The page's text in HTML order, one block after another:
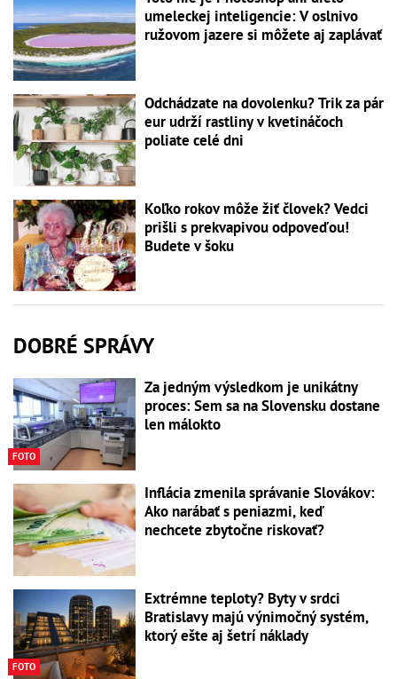
umeleckej inteligencie: V oslnivo
ružovom jazere si môžete aj zaplávať
Odchádzate na dovolenku? Trik za pár
eur udrží rastliny v kvetináčoch
poliate celé dni
Koľko rokov môže žiť človek? Vedci
prišli s prekvapivou odpoveďou!
Budete v šoku
DOBRÉ SPRÁVY
FOTO
Za jedným výsledkom je unikátny
proces: Sem sa na Slovensku dostane
len málokto
Inflácia zmenila správanie Slovákov:
Ako narábať s peniazmi, keď
nechcete zbytočne riskovať?
FOTO
Extrémne teploty? Byty v srdci
Bratislavy majú výnimočný systém,
ktorý ešte aj šetrí náklady